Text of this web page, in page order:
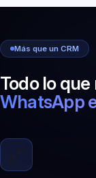
Más que un CRM
Todo lo
WhatsApp